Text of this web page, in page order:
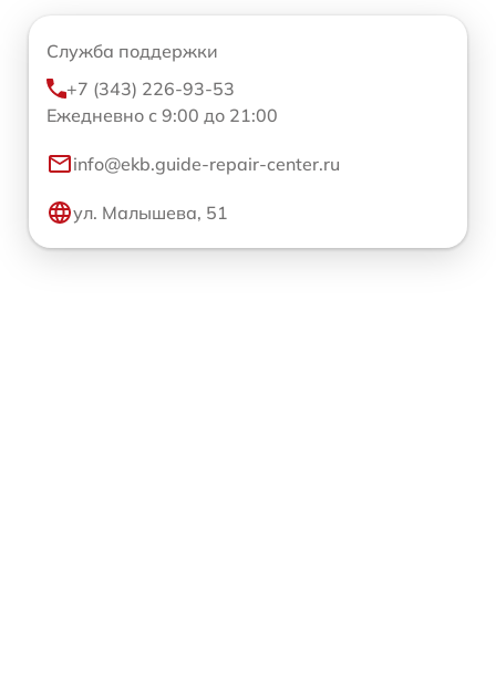
Служба поддержки
+7 (343) 226-93-53
Ежедневно с 9:00 до 21:00
info@ekb.guide-repair-center.ru
ул. Малышева, 51